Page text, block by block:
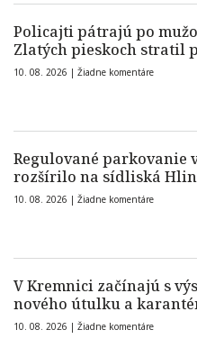
Policajti pátrajú po
Zlatých pieskoch stratil
10. 08. 2026 | Žiadne komentáre
Regulované parkovanie
rozšírilo na sídliská
10. 08. 2026 | Žiadne komentáre
V Kremnici začínajú s
nového útulku a
10. 08. 2026 | Žiadne komentáre